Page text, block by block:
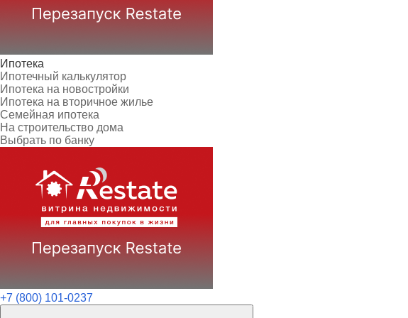
Ипотека
Ипотечный калькулятор
Ипотека на новостройки
Ипотека на вторичное жилье
Семейная ипотека
На строительство дома
Выбрать по банку
+7 (800) 101-0237